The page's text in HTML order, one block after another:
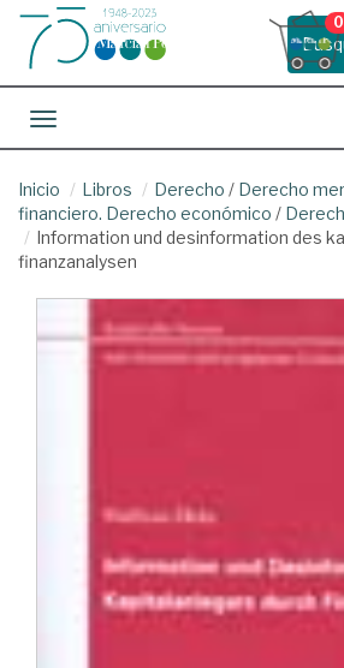
0
Toggle navigation
Inicio Libros Derecho / Derecho
financiero. Derecho económico /
Information und desinformation des
finanzanalysen